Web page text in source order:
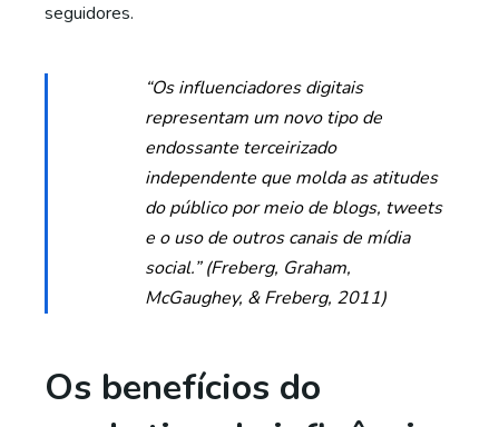
seguidores.
“Os influenciadores digitais
representam um novo tipo de
endossante terceirizado
independente que molda as atitudes
do público por meio de blogs, tweets
e o uso de outros canais de mídia
social.” (Freberg, Graham,
McGaughey, & Freberg, 2011)
Os benefícios do